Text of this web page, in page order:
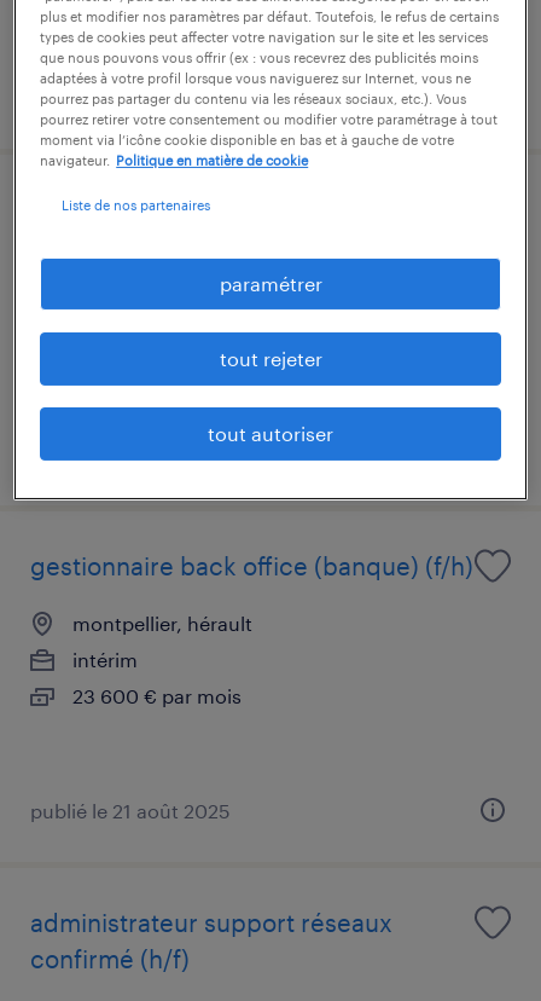
publié le 29 septembre 2025
gestionnaire d'assurances (f/h)
montpellier, hérault
2 000 € par mois
publié le 12 mars 2026
gestionnaire back office (banque) (f/h)
montpellier, hérault
intérim
23 600 € par mois
publié le 21 août 2025
administrateur support réseaux
confirmé (h/f)
plus et modifier nos paramètres par défaut. Toutefois, le refus de certains
types de cookies peut affecter votre navigation sur le site et les services
que nous pouvons vous offrir (ex : vous recevrez des publicités moins
adaptées à votre profil lorsque vous naviguerez sur Internet, vous ne
pourrez pas partager du contenu via les réseaux sociaux, etc.). Vous
pourrez retirer votre consentement ou modifier votre paramétrage à tout
moment via l’icône cookie disponible en bas et à gauche de votre
navigateur.
Politique en matière de cookie
Liste de nos partenaires
paramétrer
tout rejeter
tout autoriser